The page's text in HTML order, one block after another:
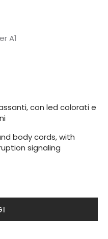
A1
con led colorati e
body cords, with
signaling